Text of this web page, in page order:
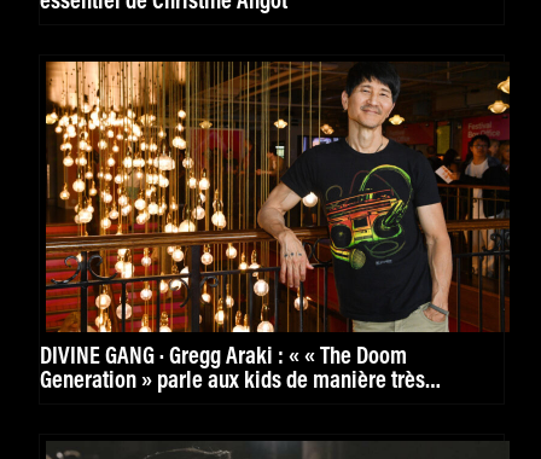
DIVINE GANG · Gregg Araki : « « The Doom
Generation » parle aux kids de manière très